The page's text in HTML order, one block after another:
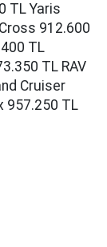
TL Yaris
912.600
TL
TL RAV
Cruiser
957.250 TL